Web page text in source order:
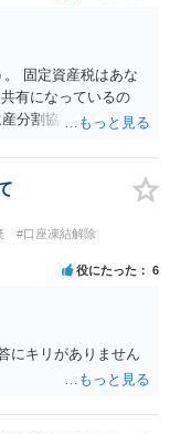
固定資産税はあな
有になっているの
分割協議をして、不
#口座凍結解除
役にたった 6
にキリがありません